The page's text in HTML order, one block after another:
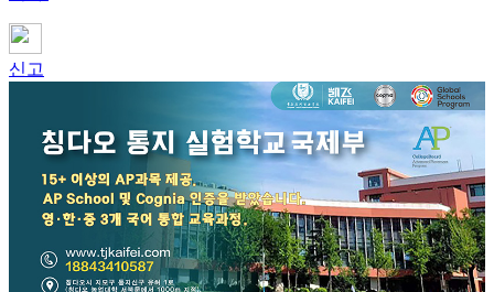
신고